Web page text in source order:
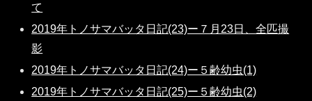
て
2019年トノサマバッタ日記(23)ー７月23日、全匹撮
影
2019年トノサマバッタ日記(24)ー５齢幼虫(1)
2019年トノサマバッタ日記(25)ー５齢幼虫(2)